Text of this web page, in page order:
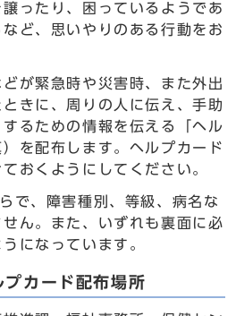
ったり、困っているようであ
ど、思いやりのある行動をお
が緊急時や災害時、また外出
きに、周りの人に伝え、手助
るための情報を伝える「ヘル
を配布します。ヘルプカード
おくようにしてください。
で、障害種別、等級、病名な
ん。また、いずれも裏面に必
になっています。
カード配布場所